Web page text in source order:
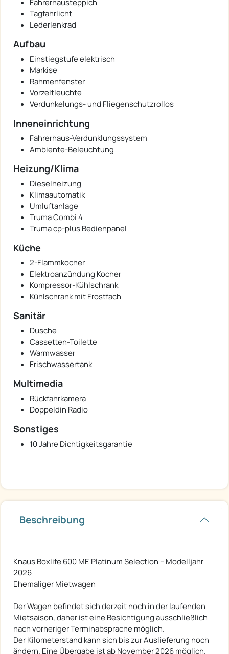
Tagfahrlicht
Lederlenkrad
Aufbau
Einstiegstufe elektrisch
Markise
Rahmenfenster
Vorzeltleuchte
Verdunkelungs- und Fliegenschutzrollos
Inneneinrichtung
Fahrerhaus-Verdunklungssystem
Ambiente-Beleuchtung
Heizung/Klima
Dieselheizung
Klimaautomatik
Umluftanlage
Truma Combi 4
Truma cp-plus Bedienpanel
Küche
2-Flammkocher
Elektroanzündung Kocher
Kompressor-Kühlschrank
Kühlschrank mit Frostfach
Sanitär
Dusche
Cassetten-Toilette
Warmwasser
Frischwassertank
Multimedia
Rückfahrkamera
Doppeldin Radio
Sonstiges
10 Jahre Dichtigkeitsgarantie
Beschreibung
Knaus Boxlife 600 ME Platinum Selection – Modelljahr
2026
Ehemaliger Mietwagen
Der Wagen befindet sich derzeit noch in der laufenden
Mietsaison, daher ist eine Besichtigung ausschließlich
nach vorheriger Terminabsprache möglich.
Der Kilometerstand kann sich bis zur Auslieferung noch
ändern. Eine Übergabe ist ab November 2026 möglich.